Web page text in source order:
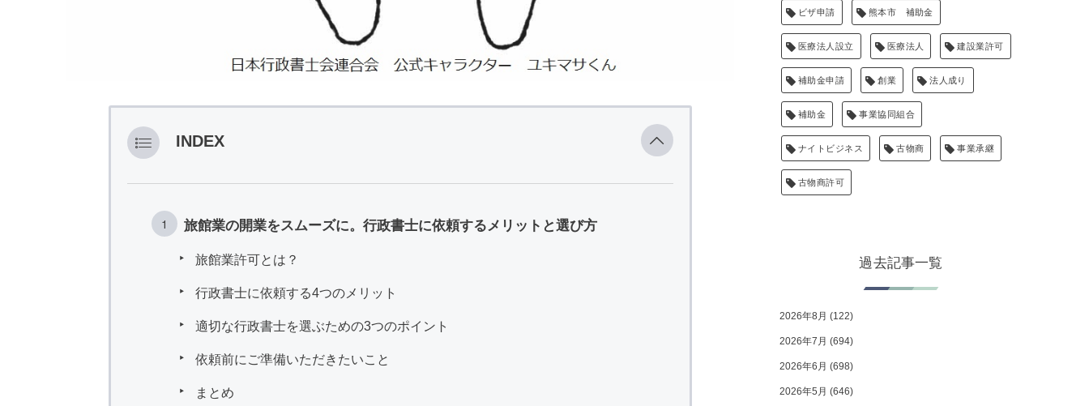
INDEX
旅館業の開業をスムーズに。行政書士に依頼するメリットと選び方
旅館業許可とは？
行政書士に依頼する4つのメリット
適切な行政書士を選ぶための3つのポイント
依頼前にご準備いただきたいこと
まとめ
ビザ申請 熊本市 補助金
医療法人設立 医療法人 建設業許可
補助金申請 創業 法人成り
補助金 事業協同組合
ナイトビジネス 古物商 事業承継
古物商許可
過去記事一覧
2026年8月 (122)
2026年7月 (694)
2026年6月 (698)
2026年5月 (646)